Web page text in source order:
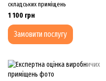
складських приміщень
1 100 грн
Замовити послугу